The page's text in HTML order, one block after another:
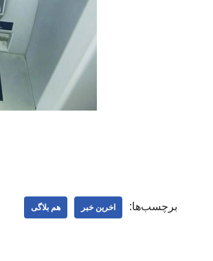
برچسب‌ها: اخرین خبر هم بلاگی